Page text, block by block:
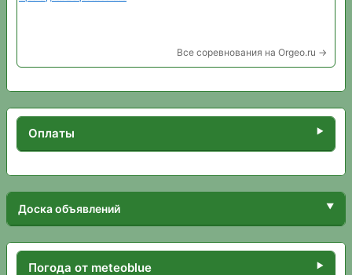
Все соревнования на Orgeo.ru →
Оплаты
Доска объявлений
Погода от meteoblue